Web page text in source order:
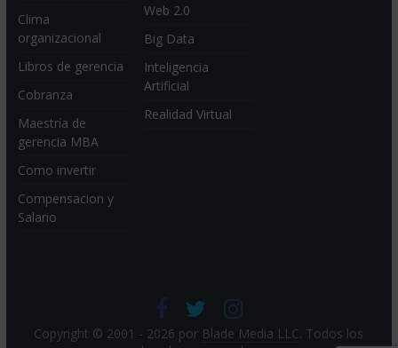
Clima
organizacional
Libros de gerencia
Cobranza
Maestría de
gerencia MBA
Como invertir
Compensacion y
Salario
Web 2.0
Big Data
Inteligencia
Artificial
Realidad Virtual
Copyright © 2001 - 2026 por Blade Media LLC. Todos los